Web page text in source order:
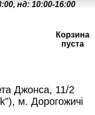
нд: 10:00-16:00
Джонса, 11/2
м. Дорогожичі
Корзина
пуста